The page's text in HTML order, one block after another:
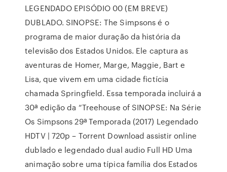
LEGENDADO EPISÓDIO 00 (EM BREVE)
DUBLADO. SINOPSE: The Simpsons é o
programa de maior duração da história da
televisão dos Estados Unidos. Ele captura as
aventuras de Homer, Marge, Maggie, Bart e
Lisa, que vivem em uma cidade fictícia
chamada Springfield. Essa temporada incluirá a
30ª edição da “Treehouse of SINOPSE: Na Série
Os Simpsons 29ª Temporada (2017) Legendado
HDTV | 720p – Torrent Download assistir online
dublado e legendado dual audio Full HD Uma
animação sobre uma típica família dos Estados